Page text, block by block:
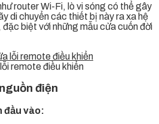
router Wi-Fi, lò vi sóng có thể gây
di chuyển các thiết bị này ra xa hệ
biệt với những mẫu cửa cuốn đời
remote điều khiển
điện
đầu vào: